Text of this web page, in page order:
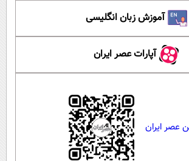
آموزش زبان انگلیسی
آپارات عصر ایران
عصر ایران